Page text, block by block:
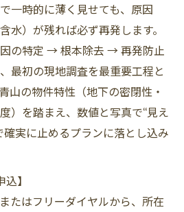
一時的に薄く見せても、原因
水）が残れば必ず再発します。
の特定 → 根本除去 → 再発防止
最初の現地調査を最重要工程と
山の物件特性（地下の密閉性・
）を踏まえ、数値と写真で“見え
確実に止めるプランに落とし込み
】
たはフリーダイヤルから、所在